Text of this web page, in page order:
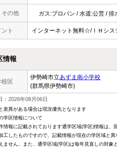
その他 ガス:プロパン / 水道:公営 /
ント インターネット無料☆/ＩＨシス
情報
校区
伊勢崎市立あずま南小学校
(群馬県伊勢崎市)
：2026年08月06日
差異がある場合は現況優先となります
学区情報について
情報に記載されております通学区域(学区)情報は
工したものですので、記載情報が現在の学区域と
ません。また、通学区域(学区)は毎年見直しの対象